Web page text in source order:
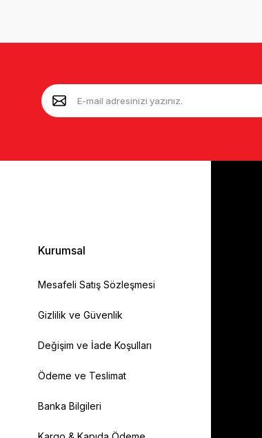
Kurumsal
Mesafeli Satış Sözleşmesi
Gizlilik ve Güvenlik
Değişim ve İade Koşulları
Ödeme ve Teslimat
Banka Bilgileri